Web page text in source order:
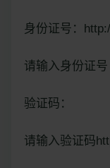
身份证号：
请输入身份证号
验证码：
请输入验证码